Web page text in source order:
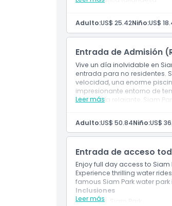
Cosas a Saber
Ubicación
Cómo Llegar
Cómo Canjear
Política de Cancelación
Adulto:US$ 25.42Niño:US$
Entrada de Admisión
Vive un día inolvidable en
entrada para no residentes.
velocidad, una enorme
impresionante entorno de
escapada relajante, Siam
Leer más
Inclusiones
Entrada a Siam Park
Uso de tumbonas,
Uso de vestuarios y
Adulto:US$ 50.84Niño:US$
Entrada de acceso
Enjoy full day access to Siam
Experience thrilling water
famous Siam Park water park
Leer más
Inclusiones
Entrada a: Siam Park